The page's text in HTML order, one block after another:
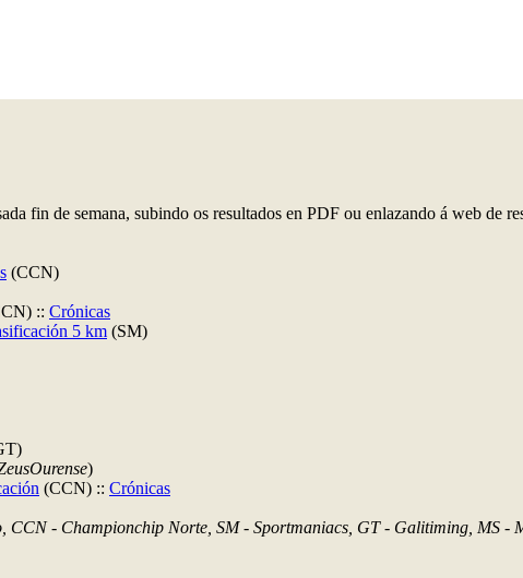
fin de semana, subindo os resultados en PDF ou enlazando á web de
(CCN)
:: Crónicas
5 km (SM)
)
(CCN) :: Crónicas
- Championchip Norte, SM - Sportmaniacs, GT - Galitiming, MS -